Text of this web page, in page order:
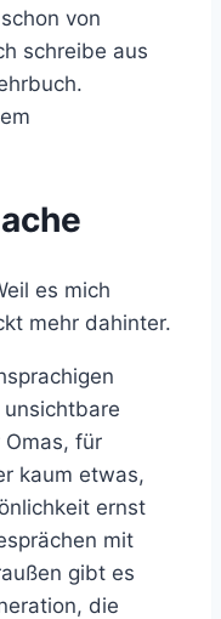
von
schreibe aus
es mich
mehr dahinter.
Omas, für
kaum etwas,
ernst
mit
gibt es
die